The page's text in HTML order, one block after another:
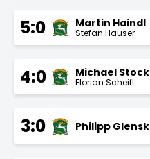
5:0 Martin Haindl
Stefan Hauser
4:0 Michael Stock
Florian Scheifl
3:0 Philipp Glensk